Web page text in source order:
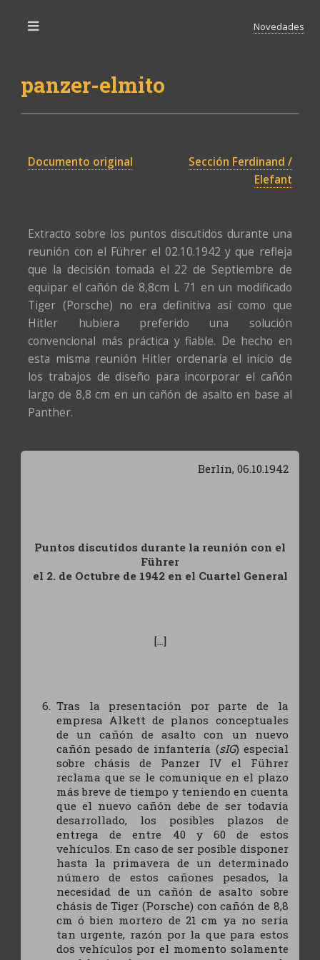
panzer-elmito
Novedades
Documento original
Sección Ferdinand /
Elefant
Extracto sobre los puntos discutidos durante una
reunión con el Führer el 02.10.1942 y que refleja
que la decisión tomada el 22 de Septiembre de
equipar el cañón de 8,8cm L 71 en un modificado
Tiger (Porsche) no era definitiva así como que
Hitler hubiera preferido una solución
convencional más práctica y fiable. De hecho en
esta misma reunión Hitler ordenaría el início de
los trabajos de diseño para incorporar el cañón
largo de 8,8 cm en un cañón de asalto en base al
Panther.
Berlín, 06.10.1942
Puntos discutidos durante la reunión con el
Führer
el 2. de Octubre de 1942 en el Cuartel General
[...]
Tras la presentación por parte de la
empresa Alkett de planos conceptuales
de un cañón de asalto con un nuevo
cañón pesado de infantería (sIG) especial
sobre chásis de Panzer IV el Führer
reclama que se le comunique en el plazo
más breve de tiempo y teniendo en cuenta
que el nuevo cañón debe de ser todavía
desarrollado, los posibles plazos de
entrega de entre 40 y 60 de estos
vehículos. En caso de ser posible disponer
hasta la primavera de un determinado
número de estos cañones pesados, la
necesidad de un cañón de asalto sobre
chásis de Tiger (Porsche) con cañón de 8,8
cm ó bien mortero de 21 cm ya no sería
tan urgente, razón por la que para estos
dos vehículos por el momento solamente